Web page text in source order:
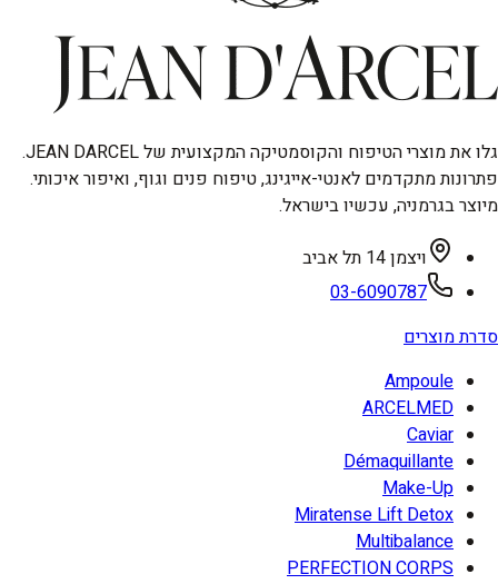
גלו את מוצרי הטיפוח והקוסמטיקה המקצועית של JEAN DARCEL.
פתרונות מתקדמים לאנטי-אייגינג, טיפוח פנים וגוף, ואיפור איכותי.
מיוצר בגרמניה, עכשיו בישראל.
ויצמן 14 תל אביב
03-6090787
סדרת מוצרים
Ampoule
ARCELMED
Caviar
Démaquillante
Make-Up
Miratense Lift Detox
Multibalance
PERFECTION CORPS